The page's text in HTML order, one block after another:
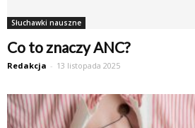
Słuchawki nauszne
Co to znaczy ANC?
Redakcja - 13 listopada 2025